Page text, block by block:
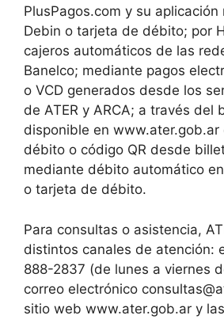
PlusPagos.com y su
Debin o tarjeta de débito; por
cajeros automáticos de las
Banelco; mediante pagos
o VCD generados desde los
de ATER y ARCA; a través del
disponible en www.ater.gob.ar
débito o código QR desde
mediante débito automático
o tarjeta de débito.
Para consultas o asistencia,
distintos canales de atención:
888-2837 (de lunes a viernes
correo electrónico
sitio web www.ater.gob.ar y